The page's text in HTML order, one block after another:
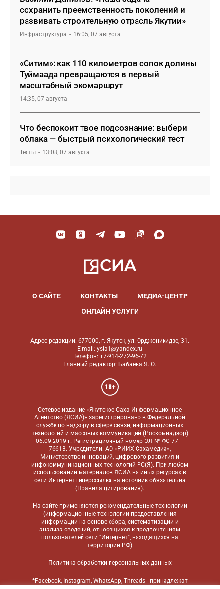
сохранить преемственность поколений и
развивать строительную отрасль Якутии»
Инфраструктура 16:05, 07 августа
«Ситим»: как 110 километров сопок долины
Туймаада превращаются в первый
масштабный экомаршрут
14:35, 07 августа
Что беспокоит твое подсознание: выбери
облака — быстрый психологический тест
Тесты 13:08, 07 августа
О САЙТЕ КОНТАКТЫ
МЕДИА-ЦЕНТР
ОНЛАЙН УСЛУГИ
Адрес редакции: 677000, г. Якутск, ул. Орджоникидзе, 31.
E-mail: ysia1@yandex.ru
Телефон: +7-914-272-96-72
Главный редактор: Бабаева Я. О.
18+
Сетевое издание «Якутское-Саха Информационное
Агентство (ЯСИА)» зарегистрировано в Федеральной
службе по надзору в сфере связи, информационных
технологий и массовых коммуникаций (Роскомнадзор)
06.09.2019 г. Регистрационный номер ЭЛ № ФС 77 —
76613. Учредители: АО «РИИХ Сахамедиа»,
Министерство инноваций, цифрового развития и
инфокоммуникационных технологий РС(Я). При любом
использовании материалов ЯСИА на иных ресурсах в
сети Интернет гиперссылка на источник обязательна
(Правила цитирования).
На сайте применяются рекомендательные технологии
(информационные технологии предоставления
информации на основе сбора, систематизации и
анализа сведений, относящихся к предпочтениям
пользователей сети "Интернет", находящихся на
территории РФ)
Политика обработки персональных данных
*Facebook, Instagram, WhatsApp, Threads - принадлежат